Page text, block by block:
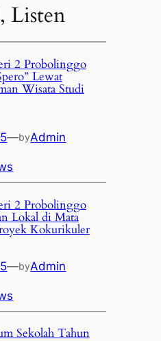
Listen
2 Probolinggo
Lewat
Wisata Studi
—byAdmin
2 Probolinggo
Lokal di Mata
Kokurikuler
—byAdmin
Sekolah Tahun